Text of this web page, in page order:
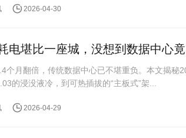
2026-04-30
电堪比一座城，没想到数据中心竟
个月翻倍，传统数据中心已不堪重负。本文揭秘
的浸没液冷，到可热插拔的“主板式”架...
2026-04-29